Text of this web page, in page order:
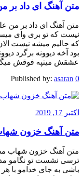
متن آهنگ ای داد بر
متن آهنگ ای داد بر من
نیست که تو بری وای
که حالیم میشه نیست
بود آخه دیوونه برگرد
عشقش میتپه فوقش
Published by: asaran 0
اکتبر 17, 2019
متن آهنگ خزون
متن آهنگ خزون شهاب
ترسی نشست تو نگامو
باشی به جای خدامو با هر